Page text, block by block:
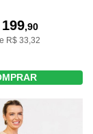
199,90
R$ 33,32